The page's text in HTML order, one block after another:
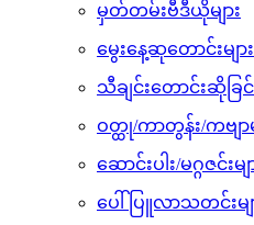
မှတ်တမ်းဗီဒီယိုများ
မွေးနေ့ဆုတောင်းများ
သီချင်းတောင်းဆိုခြင်း
ဝတ္ထု/ကာတွန်း/ကဗျာမ
ဆောင်းပါး/မဂ္ဂဇင်းမျ
ပေါ်ပြူလာသတင်းမျ